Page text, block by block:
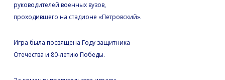
руководителей военных вузов,
проходившего на стадионе «Петровский».
Игра была посвящена Году защитника
Отечества и 80-летию Победы.